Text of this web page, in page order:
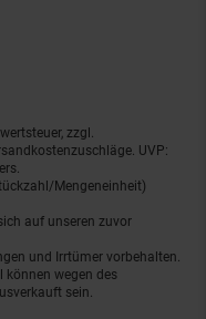
zzgl.
UVP:
Mengeneinheit)
auf unseren zuvor
und Irrtümer vorbehalten.
können wegen des
sein.